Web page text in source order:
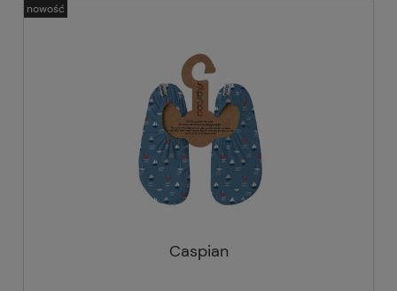
Caspian
nowość